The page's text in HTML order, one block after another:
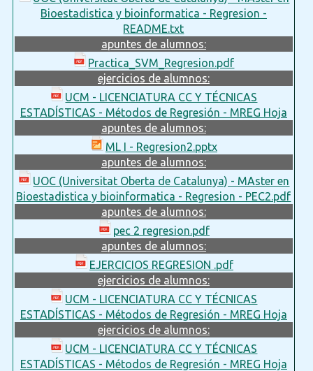
Bioestadistica y bioinformatica - Regresion -
README.txt
apuntes de alumnos:
Practica_SVM_Regresion.pdf
ejercicios de alumnos:
UCM - LICENCIATURA CC Y TÉCNICAS
ESTADÍSTICAS - Métodos de Regresión - MREG Hoja
apuntes de alumnos:
ML I - Regresion2.pptx
apuntes de alumnos:
UOC (Universitat Oberta de Catalunya) - MAster en
Bioestadistica y bioinformatica - Regresion - PEC2.pdf
apuntes de alumnos:
pec 2 regresion.pdf
apuntes de alumnos:
EJERCICIOS REGRESION .pdf
ejercicios de alumnos:
UCM - LICENCIATURA CC Y TÉCNICAS
ESTADÍSTICAS - Métodos de Regresión - MREG Hoja
ejercicios de alumnos:
UCM - LICENCIATURA CC Y TÉCNICAS
ESTADÍSTICAS - Métodos de Regresión - MREG Hoja